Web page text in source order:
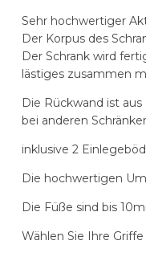
Sehr hochwertiger
Der Korpus des
Der Schrank wird
lästiges zusammen
Die Rückwand ist
bei anderen
inklusive 2
Die hochwertigen
Die Füße sind bis
Wählen Sie Ihre Griffe